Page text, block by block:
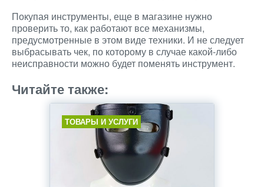
Покупая инструменты, еще в магазине нужно
проверить то, как работают все механизмы,
предусмотренные в этом виде техники. И не следует
выбрасывать чек, по которому в случае какой-либо
неисправности можно будет поменять инструмент.
Читайте также:
ТОВАРЫ И УСЛУГИ